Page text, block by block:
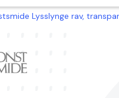
Lysslynge rav,